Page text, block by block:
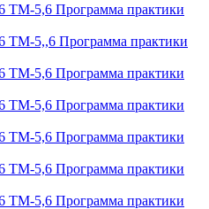
ТМ-5,6 Программа практики
ТМ-5,,6 Программа практики
ТМ-5,6 Программа практики
ТМ-5,6 Программа практики
ТМ-5,6 Программа практики
ТМ-5,6 Программа практики
ТМ-5,6 Программа практики